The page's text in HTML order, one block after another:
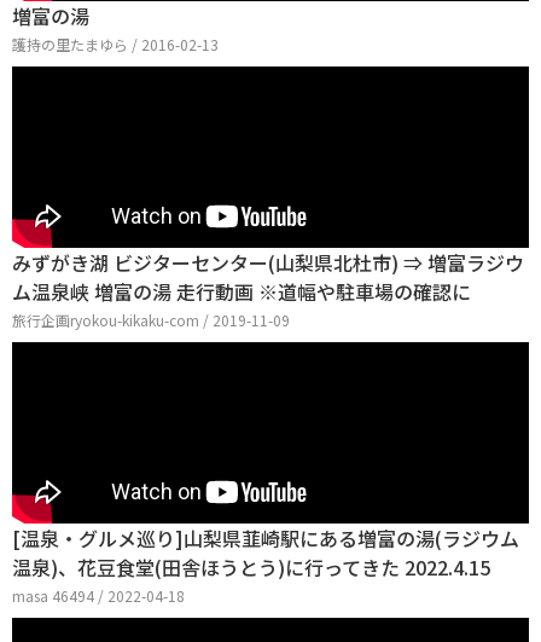
増富の湯
護持の里たまゆら / 2016-02-13
みずがき湖 ビジターセンター(山梨県北杜市) ⇒ 増富ラジウ
ム温泉峡 増富の湯 走行動画 ※道幅や駐車場の確認に
旅行企画ryokou-kikaku-com / 2019-11-09
[温泉・グルメ巡り]山梨県韮崎駅にある増富の湯(ラジウム
温泉)、花豆食堂(田舎ほうとう)に行ってきた 2022.4.15
masa 46494 / 2022-04-18